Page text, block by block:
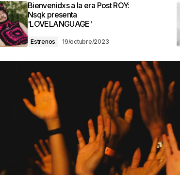
Bienvenidxs a la era Post ROY:
Nsqk presenta
'LOVELANGUAGE'
Estrenos 19/octubre/2023